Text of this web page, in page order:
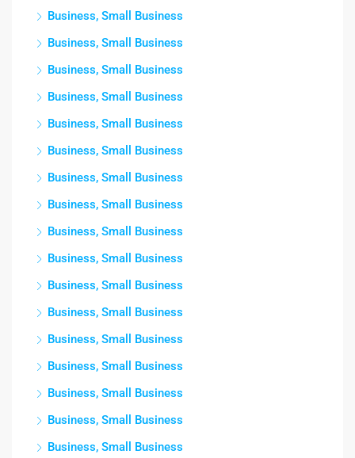
Business, Small Business
Business, Small Business
Business, Small Business
Business, Small Business
Business, Small Business
Business, Small Business
Business, Small Business
Business, Small Business
Business, Small Business
Business, Small Business
Business, Small Business
Business, Small Business
Business, Small Business
Business, Small Business
Business, Small Business
Business, Small Business
Business, Small Business